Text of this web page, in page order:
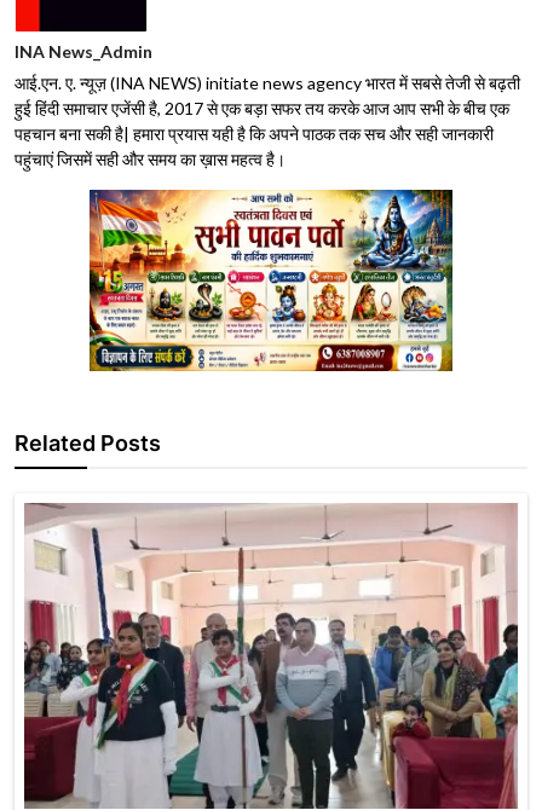
INA News_Admin
आई.एन. ए. न्यूज़ (INA NEWS) initiate news agency भारत में सबसे तेजी से बढ़ती
हुई हिंदी समाचार एजेंसी है, 2017 से एक बड़ा सफर तय करके आज आप सभी के बीच एक
पहचान बना सकी है| हमारा प्रयास यही है कि अपने पाठक तक सच और सही जानकारी
पहुंचाएं जिसमें सही और समय का ख़ास महत्व है।
Related Posts